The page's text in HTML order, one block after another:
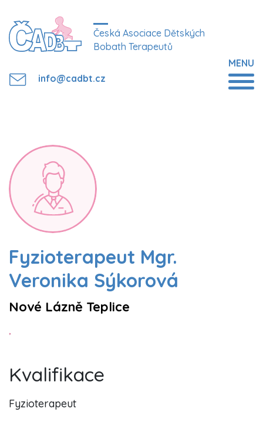
Česká Asociace Dětských
Bobath Terapeutů
info@cadbt.cz
MENU
Fyzioterapeut Mgr.
Veronika Sýkorová
Nové Lázně Teplice
,
Kvalifikace
Fyzioterapeut